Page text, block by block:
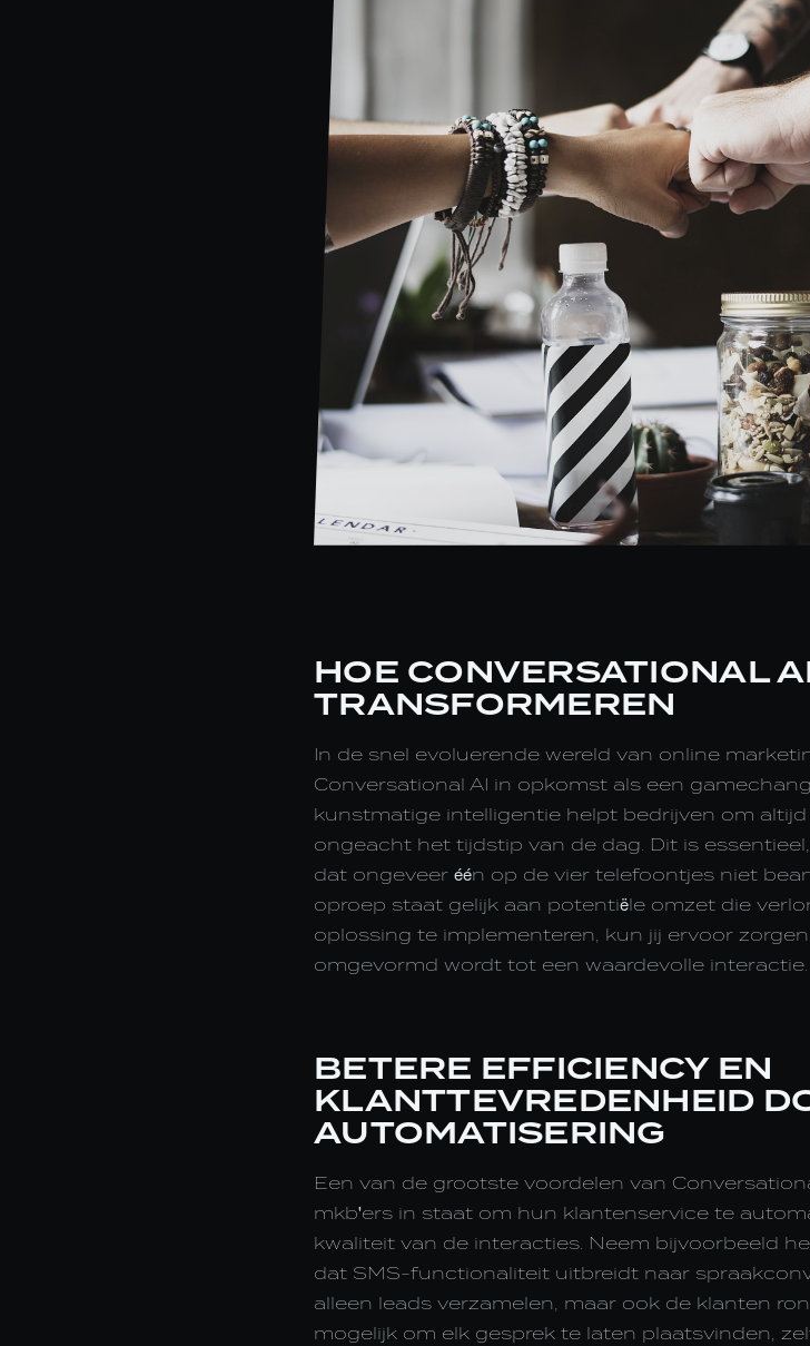
HOE CONVERSATIONAL
TRANSFORMEREN
In de snel evoluerende wereld van online
Conversational AI in opkomst als een
kunstmatige intelligentie helpt bedrijven om
ongeacht het tijdstip van de dag. Dit is
dat ongeveer één op de vier telefoontjes niet
oproep staat gelijk aan potentiële omzet die
oplossing te implementeren, kun jij ervoor
omgevormd wordt tot een waardevolle interactie.
BETERE EFFICIENCY EN
KLANTTEVREDENHEID
AUTOMATISERING
Een van de grootste voordelen van
mkb'ers in staat om hun klantenservice te
kwaliteit van de interacties. Neem bijvoorbeeld
dat SMS-functionaliteit uitbreidt naar
alleen leads verzamelen, maar ook de klanten
mogelijk om elk gesprek te laten plaatsvinden,